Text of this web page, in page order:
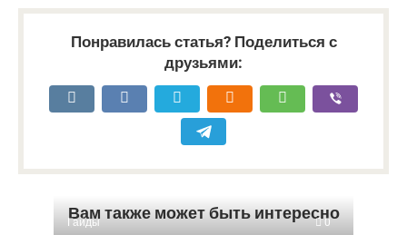
Понравилась статья? Поделиться с
друзьями:
Вам также может быть интересно
Гайды 0